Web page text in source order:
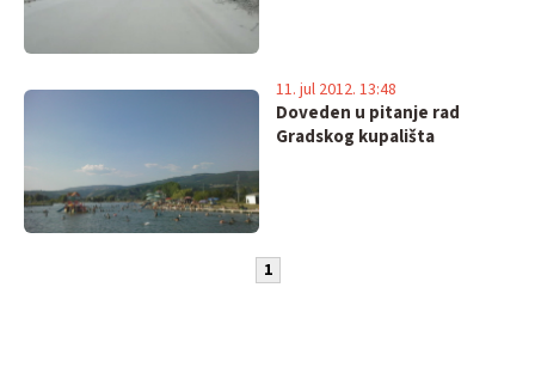
Doveden u pitanje rad
Gradskog kupališta
11. jul 2012. 13:48
1